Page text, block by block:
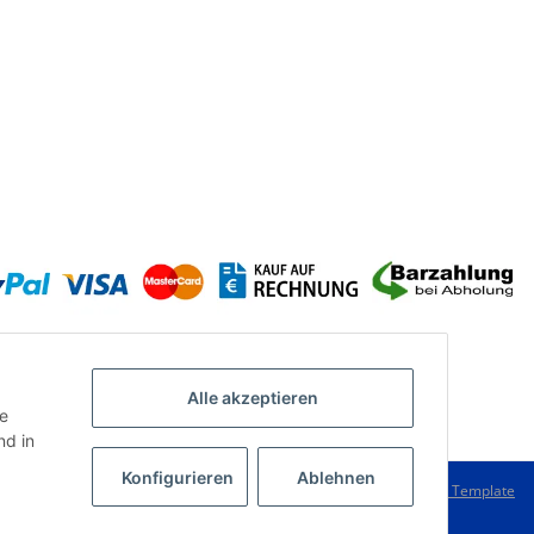
in
Alle akzeptieren
Konfigurieren Ablehnen
Powered by JTL-Shop|FIRE JTL-Shop Template